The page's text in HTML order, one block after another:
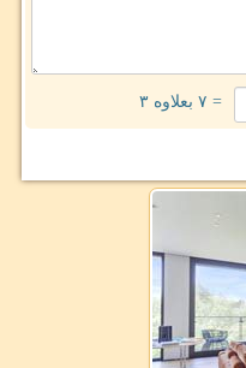
= ۷ بعلاوه ۳